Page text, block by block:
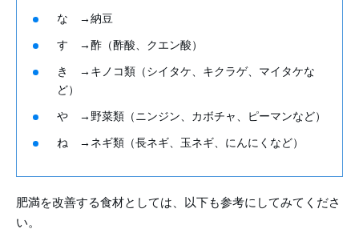
な →納豆
す →酢（酢酸、クエン酸）
き →キノコ類（シイタケ、キクラゲ、マイタケな
ど）
や →野菜類（ニンジン、カボチャ、ピーマンなど）
ね →ネギ類（長ネギ、玉ネギ、にんにくなど）
肥満を改善する食材としては、以下も参考にしてみてくださ
い。